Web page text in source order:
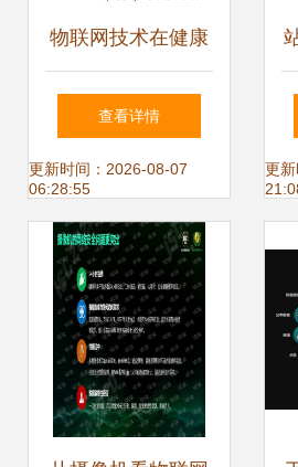
物联网技术在健康
水产养殖系统中的
稳定运行赋能路径
查看详情
更新时间：2026-08-07
06:28:55
更